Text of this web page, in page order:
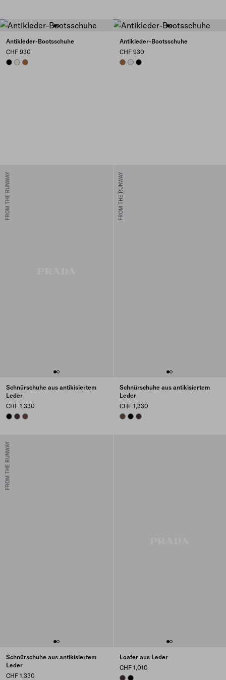
Antikleder-Bootsschuhe
CHF 930
BLACKCHALK WHITE
COGNAC
Antikleder-Bootsschuhe
CHF 930
COGNAC
CHALK WHITE
BLACK
FROM THE RUNWAY
Schnürschuhe aus antikisiertem
Leder
CHF 1,330
BLACKDARK BROWN
COCOA BROWN
FROM THE RUNWAY
Schnürschuhe aus antikisiertem
Leder
CHF 1,330
COCOA BROWN
BLACKDARK BROWN
FROM THE RUNWAY
Schnürschuhe aus antikisiertem
Leder
CHF 1,330
Loafer aus Leder
CHF 1,010
DARK BROWN
BLACK